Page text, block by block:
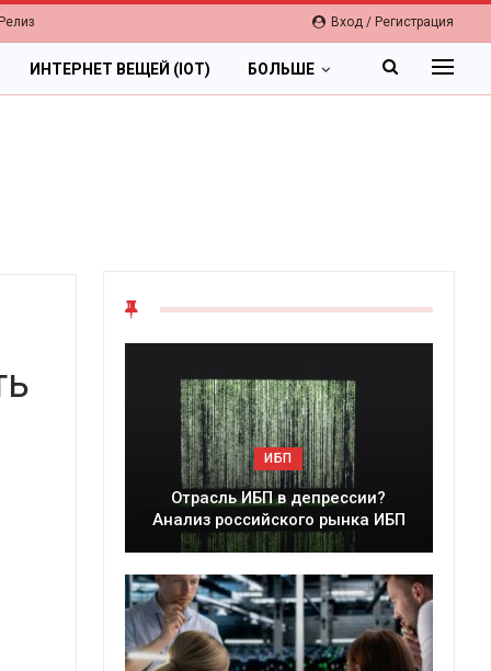
Вход / Регистрация
ИНТЕРНЕТ ВЕЩЕЙ (IOT) БОЛЬШЕ
ОБЛАКА
Цифровая экономика 2026.
Краткий статистический
сборник от…